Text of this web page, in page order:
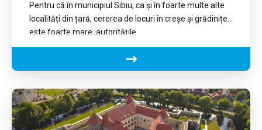
Pentru că în municipiul Sibiu, ca și în foarte multe alte
localități din țară, cererea de locuri în creșe și grădinițe
este foarte mare, autoritățile…